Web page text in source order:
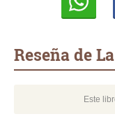
Reseña de
Este